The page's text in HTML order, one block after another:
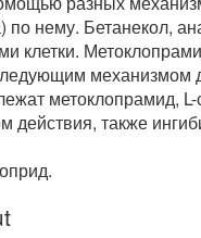
нему. Бетанекол,
клетки.
механизмом
метоклопрамид, L-
также